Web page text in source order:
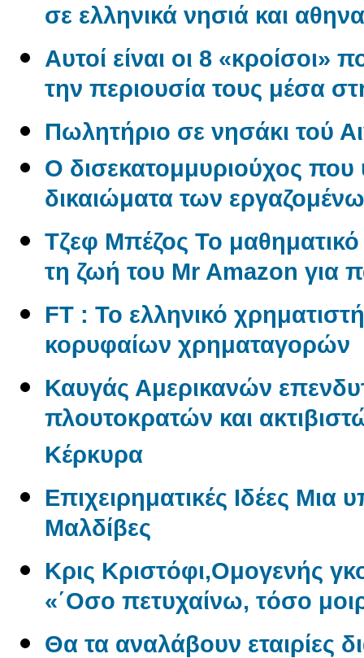
σε ελληνικά νησιά και
Αυτοί είναι οι 8 «κροίσοι»
την περιουσία τους μέσα
Πωλητήριο σε νησάκι τού
O δισεκατομμυριούχος που
δικαιώματα των
Tζεφ Μπέζος Το
τη ζωή του Mr Amazon για
FT : Το ελληνικό
κορυφαίων χρηματαγορών
Καυγάς Αμερικανών
πλουτοκρατών και
Κέρκυρα
Επιχειρηματικές Ιδέες Μια
Μαλδίβες
Κρις Κριστόφι,Ομογενής
«΄Οσο πετυχαίνω, τόσο
Θα τα αναλάβουν εταιρίες